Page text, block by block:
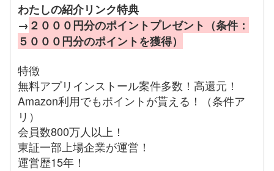
わたしの紹介リンク特典
→ ２０００円分のポイントプレゼント（条件：
５０００円分のポイントを獲得）
特徴
無料アプリインストール案件多数！高還元！
Amazon利用でもポイントが貰える！（条件ア
リ）
会員数800万人以上！
東証一部上場企業が運営！
運営歴15年！